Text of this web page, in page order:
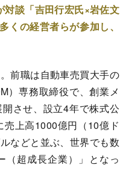
対談「吉田行宏氏×岩佐文
の経営者らが参加し、
前職は自動車売買大手の
）専務取締役で、創業メ
させ、設立4年で株式公
上高1000億円（10億ド
などと並ぶ、世界でも数
（超成長企業）」となっ